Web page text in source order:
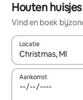
Houten
Vind en boek
Locatie
Wanneer er
Aankomst